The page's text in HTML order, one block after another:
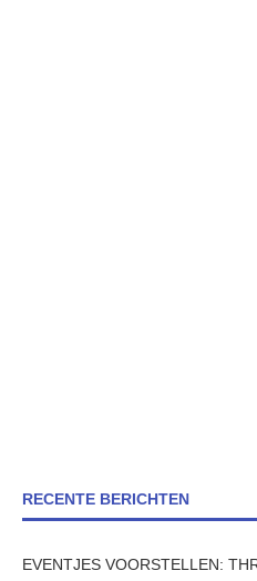
RECENTE BERICHTEN
EVENTJES VOORSTELLEN: